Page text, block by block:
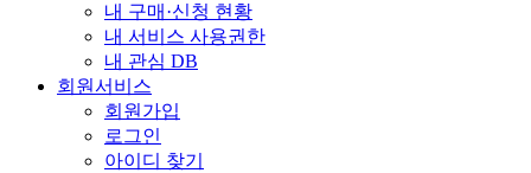
내 구매·신청 현황
내 서비스 사용권한
내 관심 DB
회원서비스
회원가입
로그인
아이디 찾기